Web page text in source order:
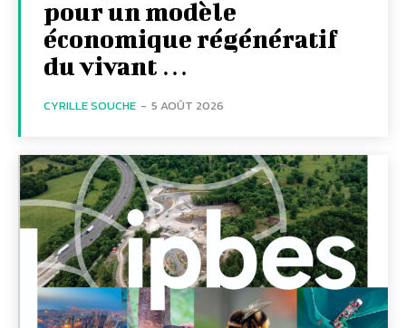
pour un modèle
économique régénératif
du vivant …
CYRILLE SOUCHE - 5 AOÛT 2026